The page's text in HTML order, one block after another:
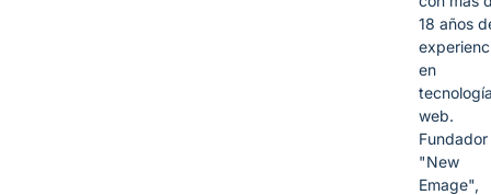
18 años
en
web.
"New
Emage",